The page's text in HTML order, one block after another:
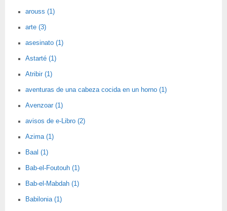
arouss (1)
arte (3)
asesinato (1)
Astarté (1)
Atribir (1)
aventuras de una cabeza cocida en un horno (1)
Avenzoar (1)
avisos de e-Libro (2)
Azima (1)
Baal (1)
Bab-el-Foutouh (1)
Bab-el-Mabdah (1)
Babilonia (1)